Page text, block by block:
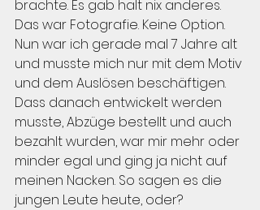
brachte. Es gab halt nix anderes.
Das war Fotografie. Keine Option.
Nun war ich gerade mal 7 Jahre alt
und musste mich nur mit dem Motiv
und dem Auslösen beschäftigen.
Dass danach entwickelt werden
musste, Abzüge bestellt und auch
bezahlt wurden, war mir mehr oder
minder egal und ging ja nicht auf
meinen Nacken. So sagen es die
jungen Leute heute, oder?